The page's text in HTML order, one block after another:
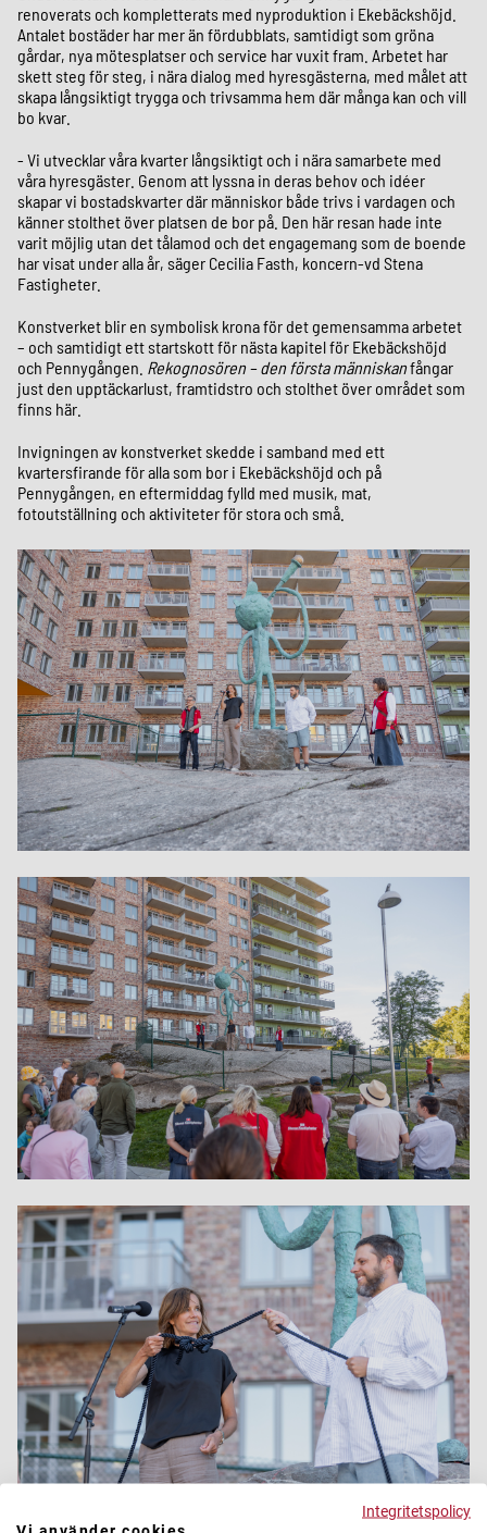
renoverats och kompletterats med nyproduktion i Ekebäckshöjd.
Antalet bostäder har mer än fördubblats, samtidigt som gröna
gårdar, nya mötesplatser och service har vuxit fram. Arbetet har
skett steg för steg, i nära dialog med hyresgästerna, med målet att
skapa långsiktigt trygga och trivsamma hem där många kan och vill
bo kvar.
- Vi utvecklar våra kvarter långsiktigt och i nära samarbete med
våra hyresgäster. Genom att lyssna in deras behov och idéer
skapar vi bostadskvarter där människor både trivs i vardagen och
känner stolthet över platsen de bor på. Den här resan hade inte
varit möjlig utan det tålamod och det engagemang som de boende
har visat under alla år, säger Cecilia Fasth, koncern-vd Stena
Fastigheter.
Konstverket blir en symbolisk krona för det gemensamma arbetet
– och samtidigt ett startskott för nästa kapitel för Ekebäckshöjd
och Pennygången. Rekognosören – den första människanfångar
just den upptäckarlust, framtidstro och stolthet över området som
finns här.
Invigningen av konstverket skedde i samband med ett
kvartersfirande för alla som bor i Ekebäckshöjd och på
Pennygången, en eftermiddag fylld med musik, mat,
fotoutställning och aktiviteter för stora och små.
Integritetspolicy